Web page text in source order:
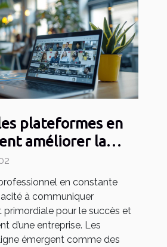
plateformes en
améliorer la
en entreprise
en constante
à communiquer
primordiale pour le succès et
d’une entreprise. Les
émergent comme des